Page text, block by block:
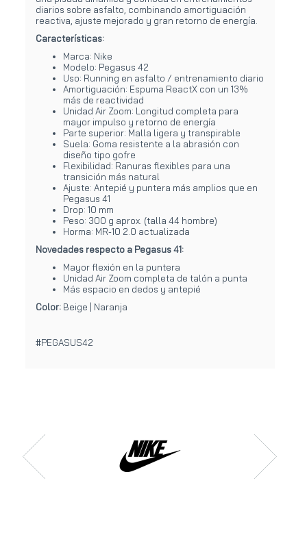
diarios sobre asfalto, combinando amortiguación
reactiva, ajuste mejorado y gran retorno de energía.
Características:
Marca: Nike
Modelo: Pegasus 42
Uso: Running en asfalto / entrenamiento diario
Amortiguación: Espuma ReactX con un 13%
más de reactividad
Unidad Air Zoom: Longitud completa para
mayor impulso y retorno de energía
Parte superior: Malla ligera y transpirable
Suela: Goma resistente a la abrasión con
diseño tipo gofre
Flexibilidad: Ranuras flexibles para una
transición más natural
Ajuste: Antepié y puntera más amplios que en
Pegasus 41
Drop: 10 mm
Peso: 300 g aprox. (talla 44 hombre)
Horma: MR-10 2.0 actualizada
Novedades respecto a Pegasus 41:
Mayor flexión en la puntera
Unidad Air Zoom completa de talón a punta
Más espacio en dedos y antepié
Color: Beige | Naranja
#PEGASUS42